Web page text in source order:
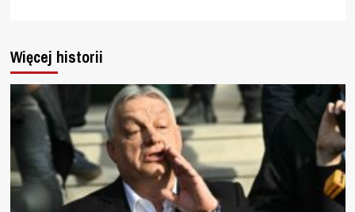
Więcej historii